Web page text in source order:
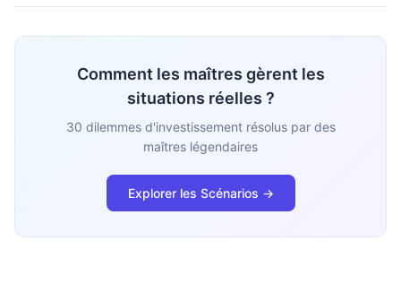
Comment les maîtres gèrent les
situations réelles ?
30 dilemmes d'investissement résolus par des
maîtres légendaires
Explorer les Scénarios →